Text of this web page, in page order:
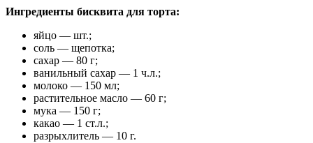
Ингредиенты бисквита для торта:
яйцо — шт.;
соль — щепотка;
сахар — 80 г;
ванильный сахар — 1 ч.л.;
молоко — 150 мл;
растительное масло — 60 г;
мука — 150 г;
какао — 1 ст.л.;
разрыхлитель — 10 г.